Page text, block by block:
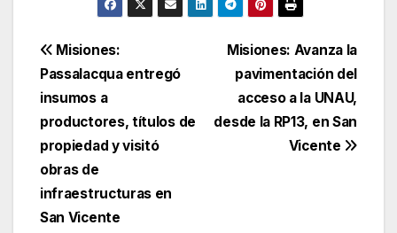
Navegación
de
entradas
Misiones: Avanza la
pavimentación del
acceso a la UNAU,
desde la RP13, en San
Vicente
Misiones:
Passalacqua entregó
insumos a
productores, títulos de
propiedad y visitó
obras de
infraestructuras en
San Vicente